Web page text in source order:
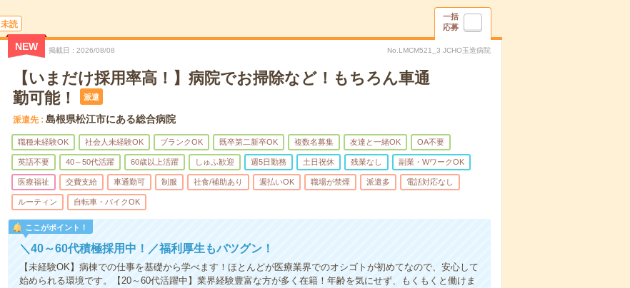
未読
一括
応募
NEW 掲載日 2026/08/08 No.LMCM521_3 JCHO玉造病院
【いまだけ採用率高！】病院でお掃除など！もちろん車通
勤可能！
派遣
派遣先 島根県松江市にある総合病院
職種未経験OK 社会人未経験OK ブランクOK 既卒第二新卒OK 複数名募集 友達と一緒OK OA不要
英語不要 40～50代活躍 60歳以上活躍 しゅふ歓迎 週5日勤務 土日祝休 残業なし 副業・WワークOK
医療福祉 交費支給 車通勤可 制服 社食/補助あり 週払いOK 職場が禁煙 派遣多 電話対応なし
ルーティン 自転車・バイクOK
ここがポイント！
＼40～60代積極採用中！／福利厚生もバツグン！
【未経験OK】病棟での仕事を基礎から学べます！ほとんどが医療業界でのオシゴトが初めてなので、安心して
始められる環境です。【20～60代活躍中】業界経験豊富な方が多く在籍！年齢を気にせず、もくもくと働けま